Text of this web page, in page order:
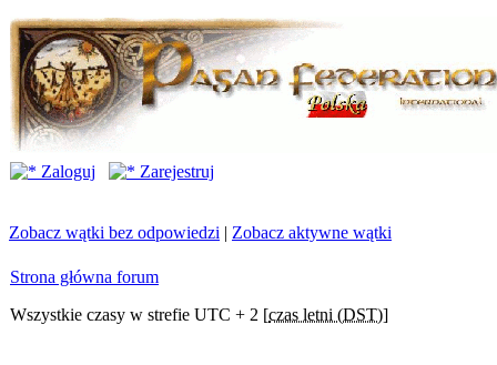
Zaloguj Zarejestruj
Zobacz wątki bez odpowiedzi | Zobacz aktywne wątki
Strona główna forum
Wszystkie czasy w strefie UTC + 2 [czas letni (DST)]